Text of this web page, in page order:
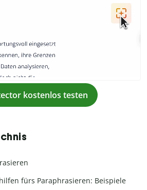
kostenlos testen
fürs Paraphrasieren: Beispiele